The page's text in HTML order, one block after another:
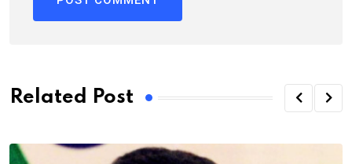
Related Post